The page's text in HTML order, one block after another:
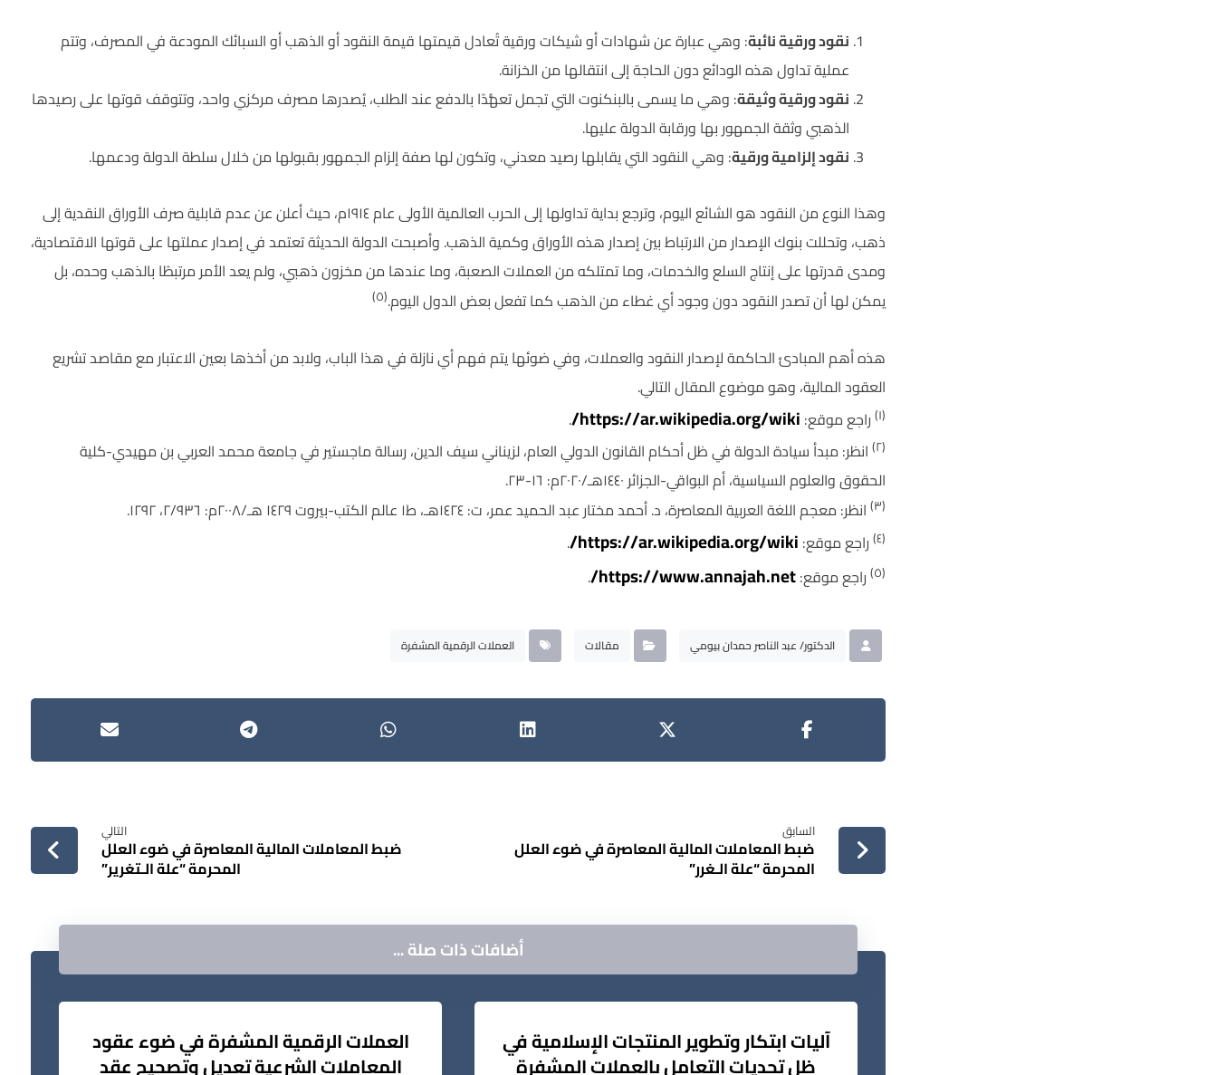
نقود ورقية نائبة: وهي عبارة عن شهادات أو شيكات ورقية تُعادل قيمتها قيمة النقود أو الذهب أو السبائك المودعة في المصرف، وتتم
عملية تداول هذه الودائع دون الحاجة إلى انتقالها من الخزانة.
نقود ورقية وثيقة: وهي ما يسمى بالبنكنوت التي تجمل تعهُّدًا بالدفع عند الطلب، يُصدرها مصرف مركزي واحد، وتتوقف قوتها على رصيدها
الذهبي وثقة الجمهور بها ورقابة الدولة عليها.
نقود إلزامية ورقية: وهي النقود التي يقابلها رصيد معدني، وتكون لها صفة إلزام الجمهور بقبولها من خلال سلطة الدولة ودعمها.
وهذا النوع من النقود هو الشائع اليوم، وترجع بداية تداولها إلى الحرب العالمية الأولى عام ١٩١٤م، حيث أعلن عن عدم قابلية صرف الأوراق النقدية إلى
ذهب، وتحللت بنوك الإصدار من الارتباط بين إصدار هذه الأوراق وكمية الذهب. وأصبحت الدولة الحديثة تعتمد في إصدار عملتها على قوتها الاقتصادية،
ومدى قدرتها على إنتاج السلع والخدمات، وما تمتلكه من العملات الصعبة، وما عندها من مخزون ذهبي، ولم يعد الأمر مرتبطًا بالذهب وحده، بل
يمكن لها أن تصدر النقود دون وجود أي غطاء من الذهب كما تفعل بعض الدول اليوم.(٥)
هذه أهم المبادئ الحاكمة لإصدار النقود والعملات، وفي ضوئها يتم فهم أي نازلة في هذا الباب، ولابد من أخذها بعين الاعتبار مع مقاصد تشريع
العقود المالية، وهو موضوع المقال التالي.
(١) راجع موقع: https://ar.wikipedia.org/wiki/
.
(٢) انظر: مبدأ سيادة الدولة في ظل أحكام القانون الدولي العام، لزيناني سيف الدين، رسالة ماجستير في جامعة محمد العربي بن مهيدي-كلية
الحقوق والعلوم السياسية، أم البواقي-الجزائر ١٤٤٠هـ/٢٠٢٠م: ١٦-٢٣.
(٣) انظر: معجم اللغة العربية المعاصرة، د. أحمد مختار عبد الحميد عمر، ت: ١٤٢٤هـ، ط١ عالم الكتب-بيروت ١٤٢٩ هـ/٢٠٠٨م: ٢/٩٣٦، ١٢٩٢.
(٤) راجع موقع: https://ar.wikipedia.org/wiki/
.
(٥) راجع موقع:https://www.annajah.net/
.
الدكتور/ عبد الناصر حمدان بيومي مقالات العملات الرقمية المشفرة
السابق
ضبط المعاملات المالية المعاصرة في ضوء العلل
المحرمة “علة الـغرر”
التالي
ضبط المعاملات المالية المعاصرة في ضوء العلل
المحرمة “علة الـتغرير”
أضافات ذات صلة ...
آليات ابتكار وتطوير المنتجات الإسلامية في
ظل تحديات التعامل بالعملات المشفرة
العملات الرقمية المشفرة في ضوء عقود
المعاملات الشرعية تعديل وتصحيح عقد